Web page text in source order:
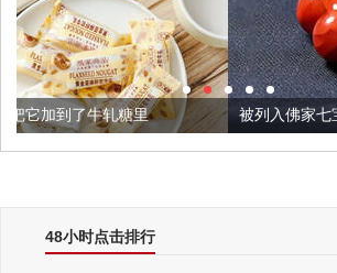
被列入佛家七宝的它到底有多美？
48小时点击排行